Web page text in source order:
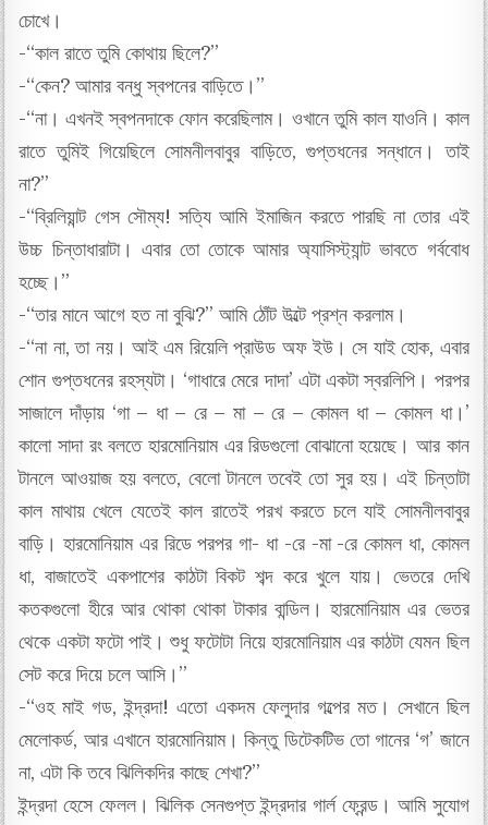
চোখে।
-“কাল রাতে তুমি কোথায় ছিলে?”
-“কেন? আমার বন্ধু স্বপনের বাড়িতে।”
-“না। এখনই স্বপনদাকে ফোন করেছিলাম। ওখানে তুমি কাল যাওনি। কাল
রাতে তুমিই গিয়েছিলে সোমনীলবাবুর বাড়িতে, গুপ্তধনের সন্ধানে। তাই
না?”
-“ব্রিলিয়ান্ট গেস সৌম্য! সত্যি আমি ইমাজিন করতে পারছি না তোর এই
উচ্চ চিন্তাধারাটা। এবার তো তোকে আমার অ্যাসিস্ট্যান্ট ভাবতে গর্ববোধ
হচ্ছে।”
-“তার মানে আগে হত না বুঝি?” আমি ঠোঁট উল্টে প্রশ্ন করলাম।
-“না না, তা নয়। আই এম রিয়েলি প্রাউড অফ ইউ। সে যাই হোক, এবার
শোন গুপ্তধনের রহস্যটা। ‘গাধারে মেরে দাদা’ এটা একটা স্বরলিপি। পরপর
সাজালে দাঁড়ায় ‘গা – ধা – রে – মা – রে – কোমল ধা – কোমল ধা।’
কালো সাদা রং বলতে হারমোনিয়াম এর রিডগুলো বোঝানো হয়েছে। আর কান
টানলে আওয়াজ হয় বলতে, বেলো টানলে তবেই তো সুর হয়। এই চিন্তাটা
কাল মাথায় খেলে যেতেই কাল রাতেই পরখ করতে চলে যাই সোমনীলবাবুর
বাড়ি। হারমোনিয়াম এর রিডে পরপর গা- ধা -রে -মা -রে কোমল ধা, কোমল
ধা, বাজাতেই একপাশের কাঠটা বিকট শব্দ করে খুলে যায়। ভেতরে দেখি
কতকগুলো হীরে আর থোকা থোকা টাকার বান্ডিল। হারমোনিয়াম এর ভেতর
থেকে একটা ফটো পাই। শুধু ফটোটা নিয়ে হারমোনিয়াম এর কাঠটা যেমন ছিল
সেট করে দিয়ে চলে আসি।”
-“ওহ মাই গড, ইন্দ্রদা! এতো একদম ফেলুদার গল্পের মত। সেখানে ছিল
মেলোকর্ড, আর এখানে হারমোনিয়াম। কিন্তু ডিটেকটিভ তো গানের ‘গ’ জানে
না, এটা কি তবে ঝিলিকদির কাছে শেখা?”
ইন্দ্রদা হেসে ফেলল। ঝিলিক সেনগুপ্ত ইন্দ্রদার গার্ল ফ্রেন্ড। আমি সুযোগ